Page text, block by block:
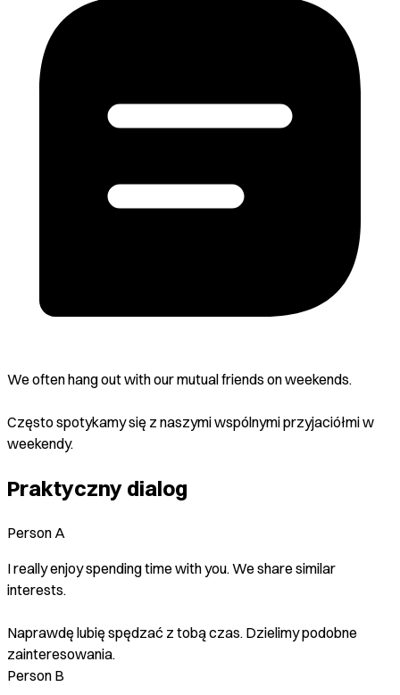
We often hang out with our mutual friends on weekends.
Często spotykamy się z naszymi wspólnymi przyjaciółmi w
weekendy.
Praktyczny dialog
Person A
I really enjoy spending time with you. We share similar
interests.
Naprawdę lubię spędzać z tobą czas. Dzielimy podobne
zainteresowania.
Person B